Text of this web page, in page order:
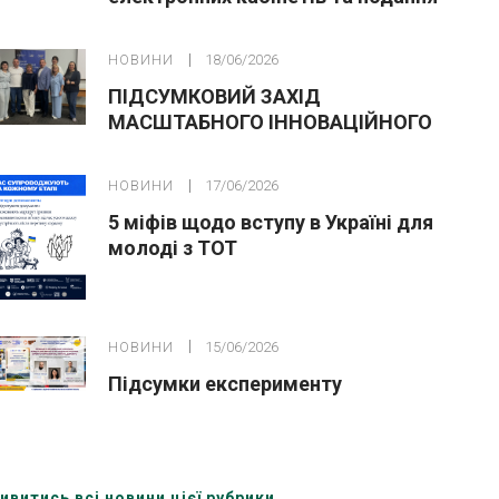
НОВИНИ 18/06/2026
ПІДСУМКОВИЙ ЗАХІД
МАСШТАБНОГО ІННОВАЦІЙНОГО
НОВИНИ 17/06/2026
5 міфів щодо вступу в Україні для
молоді з ТОТ
НОВИНИ 15/06/2026
Підсумки експерименту